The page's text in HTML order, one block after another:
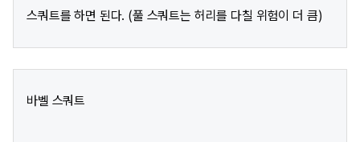
스쿼트를 하면 된다. (풀 스쿼트는 허리를 다칠 위험이 더 큼)
바벨 스쿼트